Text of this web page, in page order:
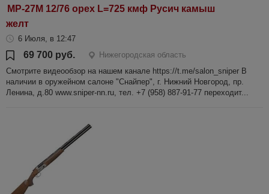
МР-27М 12/76 орех L=725 кмф Русич камыш
желт
6 Июля, в 12:47
69 700 руб.
Нижегородская область
Смотрите видеообзор на нашем канале https://t.me/salon_sniper В
наличии в оружейном салоне "Снайпер", г. Нижний Новгород, пр.
Ленина, д.80 www.sniper-nn.ru, тел. +7 (958) 887-91-77 переходит...